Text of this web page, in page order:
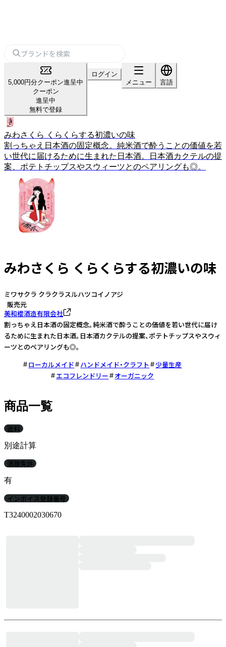
5,000円分クーポン進呈中
クーポン
進呈中
無料で登録
ログイン
メニュー
言語
みわさくら くらくらする初濃いの味
割っちゃえ日本酒の固定概念。純米酒で酔うことの価値を若
い世代に届けるために生まれた日本酒。日本酒カクテルの提
案、ポテトチップスやスウィーツとのペアリングも◎。
みわさくら くらくらする初濃いの味
ミワサクラ クラクラスルハツコイノアジ
販売元
美和櫻酒造有限会社
割っちゃえ日本酒の固定概念。純米酒で酔うことの価値を若い世代に届け
るために生まれた日本酒。日本酒カクテルの提案、ポテトチップスやスウィ
ーツとのペアリングも◎。
ローカルメイド
ハンドメイド・クラフト
少量生産
エコフレンドリー
オーガニック
商品一覧
送料
別途計算
酒類免許
有
インボイス登録番号
T3240002030670